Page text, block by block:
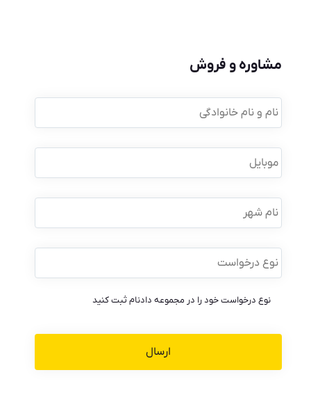
مشاوره و فروش
نام
و
نام
موبایل *
نام
شهر
نوع
درخواست *
نوع درخواست خود را در مجموعه دادنام ثبت کنید